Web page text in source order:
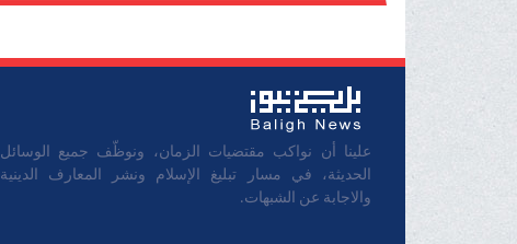
علينا أن نواكب مقتضيات الزمان، ونوظّف جميع الوسائل
الحديثة، في مسار تبليغ الإسلام ونشر المعارف الدينية
والاجابة عن الشبهات.